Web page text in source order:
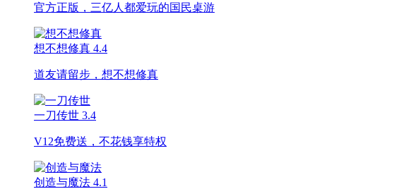
官方正版，三亿人都爱玩的国民桌游
想不想修真 4.4
道友请留步，想不想修真
一刀传世 3.4
V12免费送，不花钱享特权
创造与魔法 4.1